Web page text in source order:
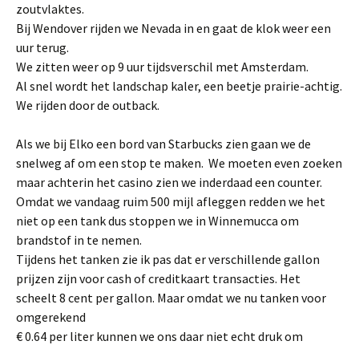
zoutvlaktes.
Bij Wendover rijden we Nevada in en gaat de klok weer een
uur terug.
We zitten weer op 9 uur tijdsverschil met Amsterdam.
Al snel wordt het landschap kaler, een beetje prairie-achtig.
We rijden door de outback.
Als we bij Elko een bord van Starbucks zien gaan we de
snelweg af om een stop te maken. We moeten even zoeken
maar achterin het casino zien we inderdaad een counter.
Omdat we vandaag ruim 500 mijl afleggen redden we het
niet op een tank dus stoppen we in Winnemucca om
brandstof in te nemen.
Tijdens het tanken zie ik pas dat er verschillende gallon
prijzen zijn voor cash of creditkaart transacties. Het
scheelt 8 cent per gallon. Maar omdat we nu tanken voor
omgerekend
€ 0.64 per liter kunnen we ons daar niet echt druk om